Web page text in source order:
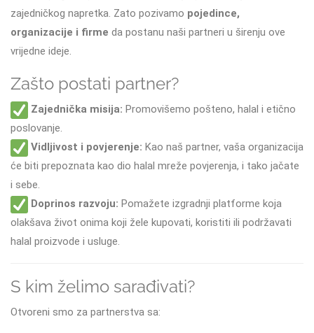
zajedničkog napretka. Zato pozivamo pojedince,
organizacije i firme da postanu naši partneri u širenju ove
vrijedne ideje.
Zašto postati partner?
Zajednička misija: Promovišemo pošteno, halal i etično
poslovanje.
Vidljivost i povjerenje: Kao naš partner, vaša organizacija
će biti prepoznata kao dio halal mreže povjerenja, i tako jačate
i sebe.
Doprinos razvoju: Pomažete izgradnji platforme koja
olakšava život onima koji žele kupovati, koristiti ili podržavati
halal proizvode i usluge.
S kim želimo sarađivati?
Otvoreni smo za partnerstva sa: